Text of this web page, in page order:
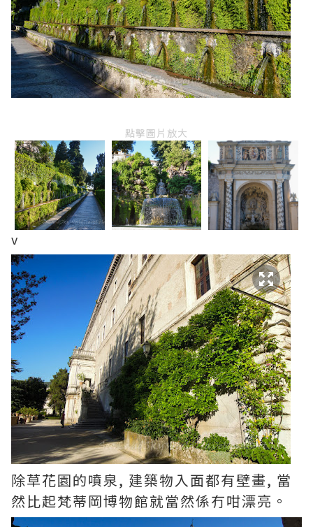
點擊圖片放大
v
除草花園的噴泉, 建築物入面都有壁畫, 當
然比起梵蒂岡博物館就當然係冇咁漂亮。